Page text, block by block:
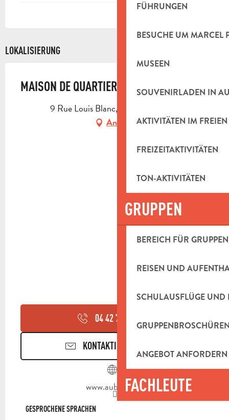
FÜHRUNGEN
BESUCHE UM MARCEL
MUSEEN
SOUVENIRLADEN IN
AKTIVITÄTEN IM FREIEN
FREIZEITAKTIVITÄTEN
TON-AKTIVITÄTEN
GRUPPEN
BEREICH FÜR GRUPPEN
REISEN UND
SCHULAUSFLÜGE UND
ANGEBOT ANFORDERN
FACHLEUTE
LOKALISIERUNG
MAISON DE QUARTIER BERNARD PALISSY
9 Rue Louis Blanc, 13400 Aubagne
Anfahrt
04 42 70 07
KONTAKTIEREN SIE UNS
www.aubagne.fr
GESPROCHENE SPRACHEN
GESPROCHENE SPRACHEN